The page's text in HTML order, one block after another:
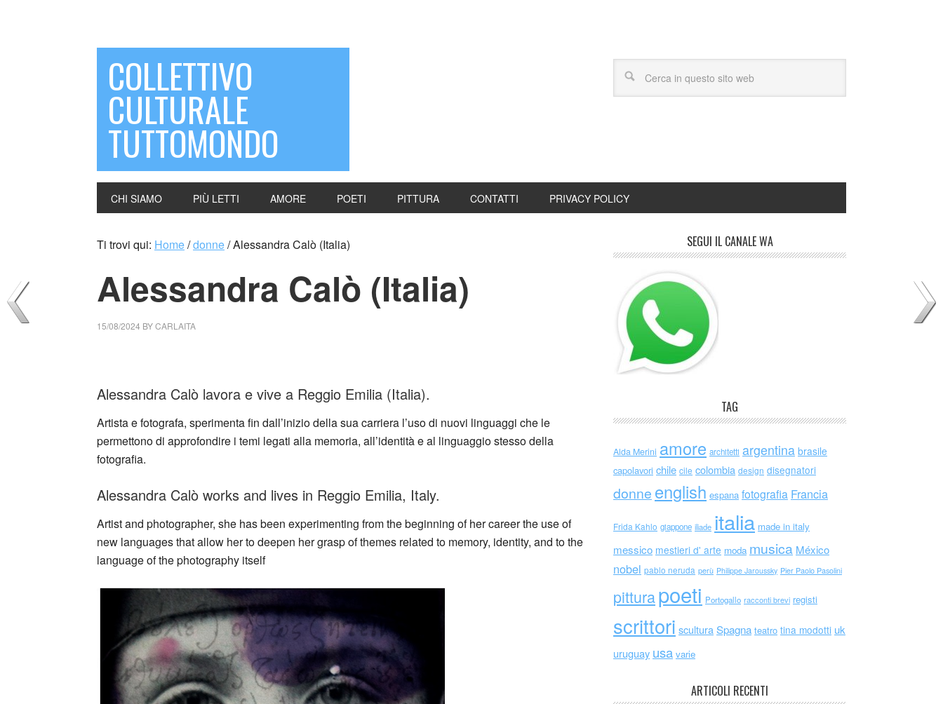
COLLETTIVO
CULTURALE
TUTTOMONDO
CHI SIAMO PIÙ LETTI AMORE POETI PITTURA CONTATTI PRIVACY POLICY
Ti trovi qui: Home/donne/Alessandra Calò (Italia)
Alessandra Calò (Italia)
15/08/2024 BYCARLAITA
Alessandra Calò lavora e vive a Reggio Emilia (Italia).
Artista e fotografa, sperimenta fin dall’inizio della sua carriera l’uso di nuovi linguaggi che le
permettono di approfondire i temi legati alla memoria, all’identità e al linguaggio stesso della
fotografia.
Alessandra Calò works and lives in Reggio Emilia, Italy.
Artist and photographer, she has been experimenting from the beginning of her career the use of
new languages that allow her to deepen her grasp of themes related to memory, identity, and to the
language of the photography itself
SEGUI IL CANALE WA
TAG
Alda Merini amore architetti argentina brasile
capolavori chile cile colombia design disegnatori
donne english espana fotografia Francia
Frida Kahlo giappone iliade italia made in italy
messico mestieri d' arte moda musica México
nobel pablo neruda perù Philippe Jaroussky Pier Paolo Pasolini
pitturapoeti Portogallo racconti brevi registi
scrittori scultura Spagna teatro tina modotti uk
uruguay usa varie
ARTICOLI RECENTI